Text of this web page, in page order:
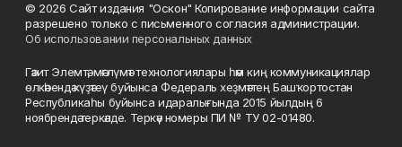
© 2026 Сайт издания "Оскон" Копирование информации сайта
разрешено только с письменного согласия администрации.
Об использовании персональных данных
Гәзит Элемтә, мәғлүмәт технологиялары һәм киң коммуникациялар
өлкәһендә күҙәтеү буйынса Федераль хеҙмәттең Башҡортостан
Республикаһы буйынса идаралығында 2015 йылдың 6
ноябрендә теркәлде. Теркәү номеры ПИ № ТУ 02-01480.